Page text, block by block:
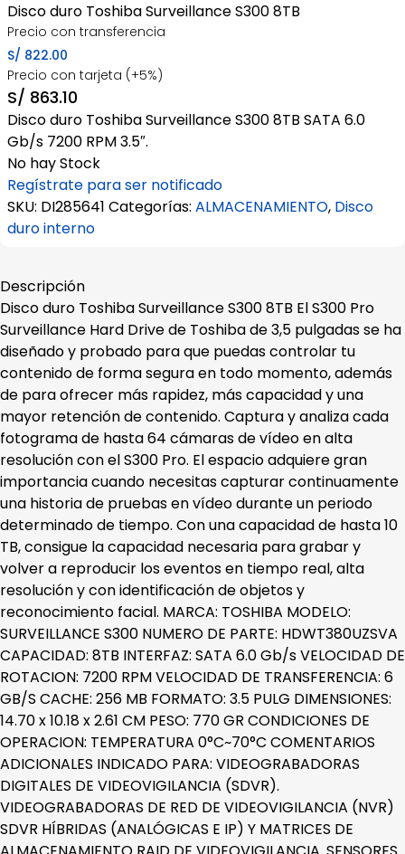
Disco duro Toshiba Surveillance S300 8TB
Precio con transferencia
S/ 822.00
Precio con tarjeta (+5%)
S/ 863.10
Disco duro Toshiba Surveillance S300 8TB SATA 6.0
Gb/s 7200 RPM 3.5″.
No hay Stock
Regístrate para ser notificado
SKU: DI285641 Categorías: ALMACENAMIENTO, Disco
duro interno
Descripción
Disco duro Toshiba Surveillance S300 8TB El S300 Pro
Surveillance Hard Drive de Toshiba de 3,5 pulgadas se ha
diseñado y probado para que puedas controlar tu
contenido de forma segura en todo momento, además
de para ofrecer más rapidez, más capacidad y una
mayor retención de contenido. Captura y analiza cada
fotograma de hasta 64 cámaras de vídeo en alta
resolución con el S300 Pro. El espacio adquiere gran
importancia cuando necesitas capturar continuamente
una historia de pruebas en vídeo durante un periodo
determinado de tiempo. Con una capacidad de hasta 10
TB, consigue la capacidad necesaria para grabar y
volver a reproducir los eventos en tiempo real, alta
resolución y con identificación de objetos y
reconocimiento facial. MARCA: TOSHIBA MODELO:
SURVEILLANCE S300 NUMERO DE PARTE: HDWT380UZSVA
CAPACIDAD: 8TB INTERFAZ: SATA 6.0 Gb/s VELOCIDAD DE
ROTACION: 7200 RPM VELOCIDAD DE TRANSFERENCIA: 6
GB/S CACHE: 256 MB FORMATO: 3.5 PULG DIMENSIONES:
14.70 x 10.18 x 2.61 CM PESO: 770 GR CONDICIONES DE
OPERACION: TEMPERATURA 0°C~70°C COMENTARIOS
ADICIONALES INDICADO PARA: VIDEOGRABADORAS
DIGITALES DE VIDEOVIGILANCIA (SDVR).
VIDEOGRABADORAS DE RED DE VIDEOVIGILANCIA (NVR)
SDVR HÍBRIDAS (ANALÓGICAS E IP) Y MATRICES DE